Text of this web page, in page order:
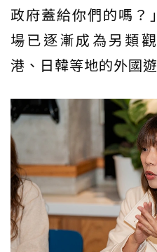
政府蓋給你們的嗎？
場已逐漸成為另類
港、日韓等地的外國